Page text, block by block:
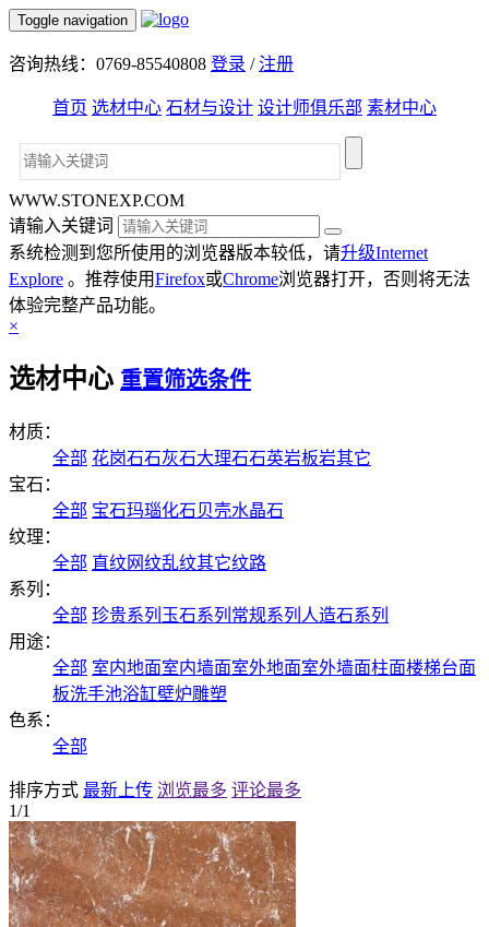
Toggle navigation
咨询热线：0769-85540808 登录 /注册
首页 选材中心 石材与设计 设计师俱乐部 素材中心
WWW.STONEXP.COM
请输入关键词
系统检测到您所使用的浏览器版本较低，请升级Internet
Explore 。推荐使用Firefox或Chrome浏览器打开，否则将无法
体验完整产品功能。
×
选材中心 重置筛选条件
材质：
全部 花岗石石灰石大理石石英岩板岩其它
宝石：
全部 宝石玛瑙化石贝壳水晶石
纹理：
全部 直纹网纹乱纹其它纹路
系列：
全部 珍贵系列 玉石系列 常规系列 人造石系列
用途：
全部 室内地面室内墙面室外地面室外墙面柱面楼梯台面
板洗手池浴缸壁炉雕塑
色系：
全部
排序方式 最新上传 浏览最多 评论最多
1/1